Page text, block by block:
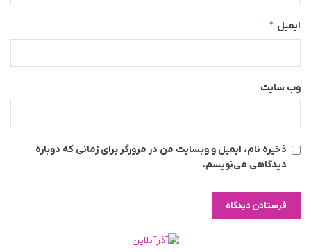
ایمیل *
وب‌ سایت
ذخیره نام، ایمیل و وبسایت من در مرورگر برای زمانی که دوباره
دیدگاهی می‌نویسم.